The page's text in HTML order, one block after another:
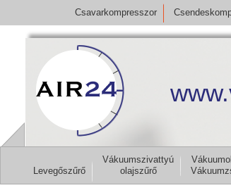
Csavarkompresszor
Levegőszűrő
Vákuumszivattyú
olajszűrő